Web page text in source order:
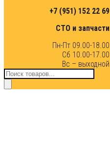
+7 (951) 152 22 69
СТО и запчасти
Пн-Пт 09.00-18.00
Сб 10.00-17.00
Вс – выходной
Поиск
товаров